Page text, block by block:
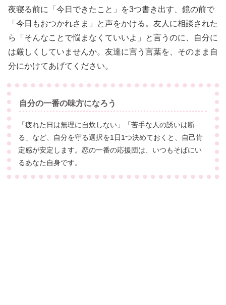
夜寝る前に「今日できたこと」を3つ書き出す、鏡の前で
「今日もおつかれさま」と声をかける。友人に相談された
ら「そんなことで悩まなくていいよ」と言うのに、自分に
は厳しくしていませんか。友達に言う言葉を、そのまま自
分にかけてあげてください。
自分の一番の味方になろう
「疲れた日は無理に自炊しない」「苦手な人の誘いは断
る」など、自分を守る選択を1日1つ決めておくと、自己肯
定感が安定します。恋の一番の応援団は、いつもそばにい
るあなた自身です。